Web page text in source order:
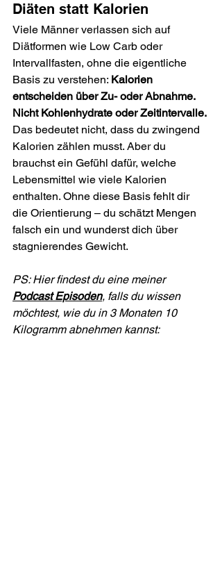
Diäten statt Kalorien
Viele Männer verlassen sich auf
Diätformen wie Low Carb oder
Intervallfasten, ohne die eigentliche
Basis zu verstehen: Kalorien
entscheiden über Zu- oder Abnahme.
Nicht Kohlenhydrate oder Zeitintervalle.
Das bedeutet nicht, dass du zwingend
Kalorien zählen musst. Aber du
brauchst ein Gefühl dafür, welche
Lebensmittel wie viele Kalorien
enthalten. Ohne diese Basis fehlt dir
die Orientierung – du schätzt Mengen
falsch ein und wunderst dich über
stagnierendes Gewicht.
PS: Hier findest du eine meiner
Podcast Episoden, falls du wissen
möchtest, wie du in 3 Monaten 10
Kilogramm abnehmen kannst: